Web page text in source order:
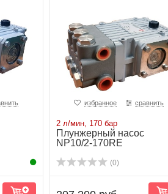
избранное сравнить
2 л/мин, 170 бар
Плунжерный насос
NP10/2-170RE
(0)